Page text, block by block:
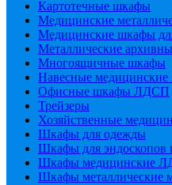
Картотечные шкафы
Медицинские
Медицинские шкафы
Металлические
Многоящичные шкафы
Навесные
Офисные шкафы ЛДСП
Трейзеры
Хозяйственные
Шкафы для одежды
Шкафы для эндоскопов
Шкафы медицинские
Шкафы металлические